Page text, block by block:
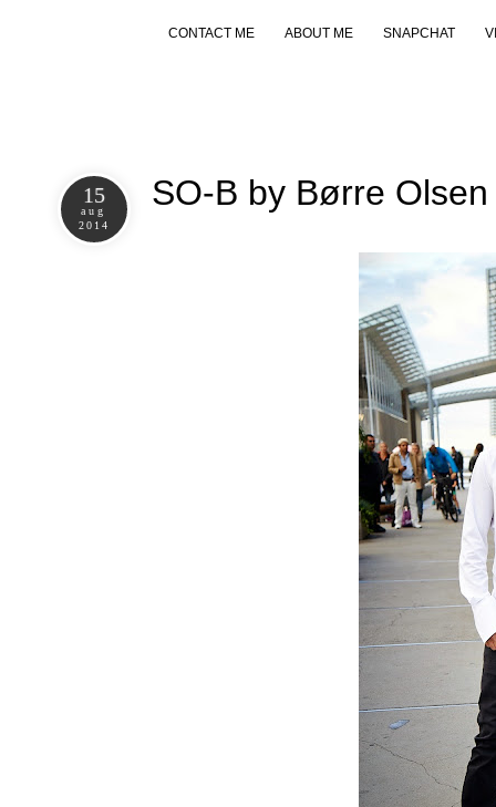
CONTACT ME ABOUT ME SNAPCHAT
15
aug
2014
SO-B by Børre